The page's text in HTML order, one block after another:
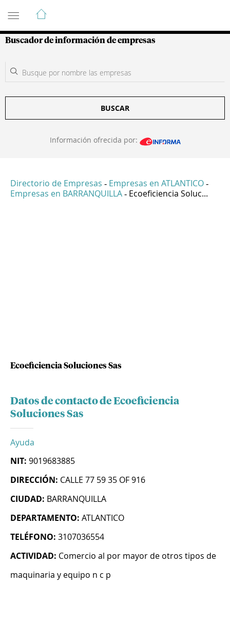
Guía de Empresas Colombianas
Buscador de información de empresas
BUSCAR
Información ofrecida por:
Directorio de Empresas - Empresas en ATLANTICO -
Empresas en BARRANQUILLA - Ecoeficiencia Soluc...
Ecoeficiencia Soluciones Sas
Datos de contacto de Ecoeficiencia
Soluciones Sas
Ayuda
NIT: 9019683885
DIRECCIÓN: CALLE 77 59 35 OF 916
CIUDAD: BARRANQUILLA
DEPARTAMENTO: ATLANTICO
TELÉFONO: 3107036554
ACTIVIDAD: Comercio al por mayor de otros tipos de
maquinaria y equipo n c p